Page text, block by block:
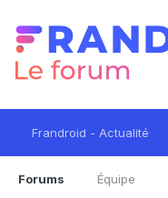
Frandroid - Actualité
Forums Équipe